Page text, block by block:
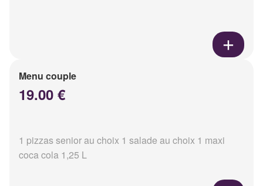
Menu couple
19.00 €
1 pizzas senior au choix 1 salade au choix 1 maxi
coca cola 1,25 L